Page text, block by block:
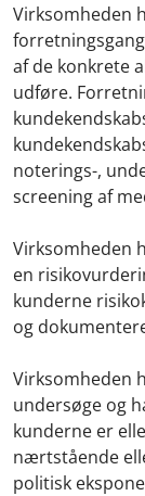
Virksomheden
af de konkrete
udføre.
noterings-,
screening af
Virksomheden
en
kunderne
og
Virksomheden
undersøge og
kunderne er
nærtstående
politisk